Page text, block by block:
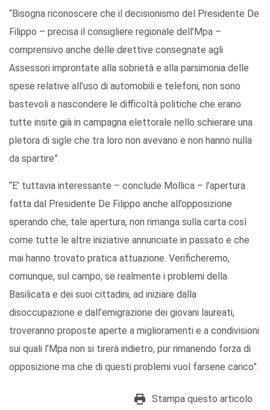
“Bisogna riconoscere che il decisionismo del Presidente De
Filippo – precisa il consigliere regionale dell’Mpa –
comprensivo anche delle direttive consegnate agli
Assessori improntate alla sobrietà e alla parsimonia delle
spese relative all’uso di automobili e telefoni, non sono
bastevoli a nascondere le difficoltà politiche che erano
tutte insite già in campagna elettorale nello schierare una
pletora di sigle che tra loro non avevano e non hanno nulla
da spartire”.
“E’ tuttavia interessante – conclude Mollica – l’apertura
fatta dal Presidente De Filippo anche all’opposizione
sperando che, tale apertura, non rimanga sulla carta così
come tutte le altre iniziative annunciate in passato e che
mai hanno trovato pratica attuazione. Verificheremo,
comunque, sul campo, se realmente i problemi della
Basilicata e dei suoi cittadini, ad iniziare dalla
disoccupazione e dall’emigrazione dei giovani laureati,
troveranno proposte aperte a miglioramenti e a condivisioni
sui quali l’Mpa non si tirerà indietro, pur rimanendo forza di
opposizione ma che di questi problemi vuol farsene carico”.
Stampa questo articolo